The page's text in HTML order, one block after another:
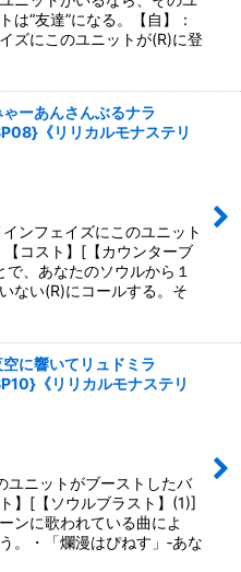
は“友達”になる。【自】：
ズにこのユニットが(R)に登
ーあんさんぶるナラ
《リリカルモナステリ
ンフェイズにこのユニット
コスト】[【カウンターブ
、あなたのソウルから１
ない(R)にコールする。そ
に響いてリュドミラ
《リリカルモナステリ
ユニットがブーストしたバ
】[【ソウルブラスト】(1)]
ンに歌われている曲によ
。・「爛漫はぴねす」‐あな